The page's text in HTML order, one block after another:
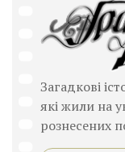
Загадкові
які жили на
рознесених